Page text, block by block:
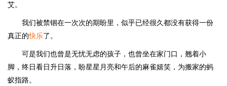
艾。
我们被禁锢在一次次的期盼里，似乎已经很久都没有获得一份
真正的快乐了。
可是我们也曾是无忧无虑的孩子，也曾坐在家门口，翘着小
脚，终日看日升日落，盼星星月亮和午后的麻雀嬉笑，为搬家的蚂
蚁指路。